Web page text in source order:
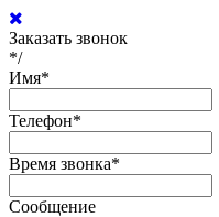
Заказать звонок
*/
Имя*
Телефон*
Время звонка*
Сообщение